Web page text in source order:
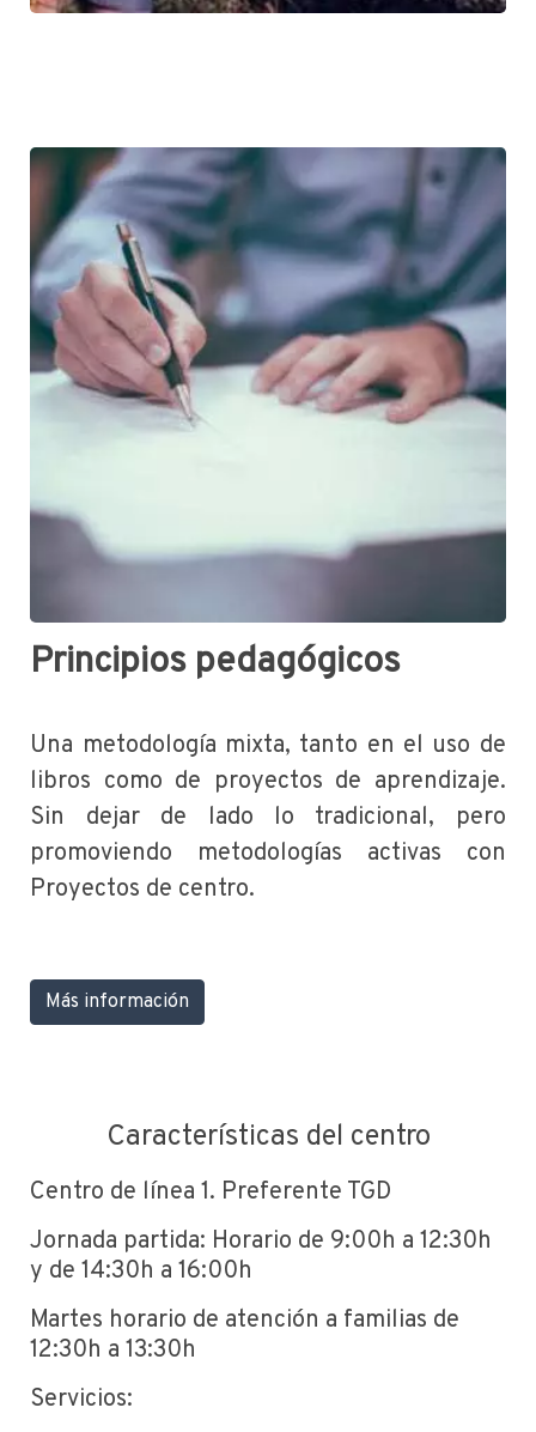
Principios pedagógicos
Una metodología mixta, tanto en el uso de
libros como de proyectos de aprendizaje.
Sin dejar de lado lo tradicional, pero
promoviendo metodologías activas con
Proyectos de centro.
Más información
Características del centro
Centro de línea 1. Preferente TGD
Jornada partida: Horario de 9:00h a 12:30h
y de 14:30h a 16:00h
Martes horario de atención a familias de
12:30h a 13:30h
Servicios: